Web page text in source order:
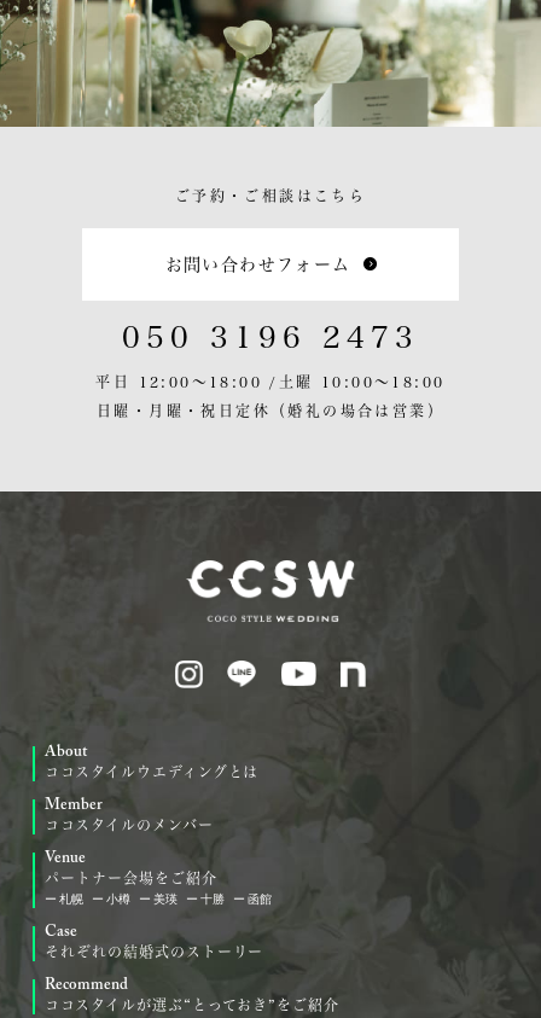
ご予約・ご相談はこちら
お問い合わせフォーム
050 3196 2473
平日 12:00〜18:00 / 土曜 10:00〜18:00
日曜・月曜・祝日定休
（婚礼の場合は営業）
About
ココスタイルウエディングとは
Member
ココスタイルのメンバー
Venue
パートナー会場をご紹介
札幌 小樽 美瑛 十勝 函館
Case
それぞれの結婚式のストーリー
Recommend
ココスタイルが選ぶ“とっておき”をご紹介